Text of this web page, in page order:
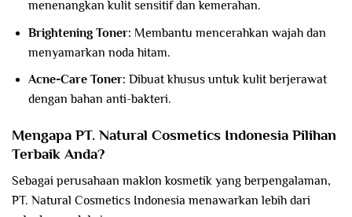
menenangkan kulit sensitif dan kemerahan.
Brightening Toner: Membantu mencerahkan wajah dan
menyamarkan noda hitam.
Acne-Care Toner: Dibuat khusus untuk kulit berjerawat
dengan bahan anti-bakteri.
Mengapa PT. Natural Cosmetics Indonesia Pilihan
Terbaik Anda?
Sebagai perusahaan maklon kosmetik yang berpengalaman,
PT. Natural Cosmetics Indonesia menawarkan lebih dari